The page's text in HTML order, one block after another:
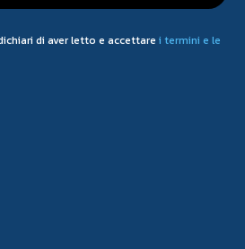
di aver letto e accettare i termini e le